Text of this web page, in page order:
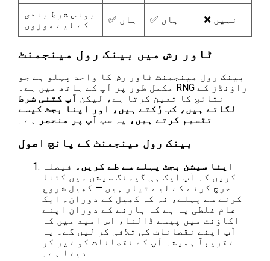
بونس شرط بندی
کے لیے موزوں
✅ ہاں ✅ ہاں ❌ نہیں
ٹاور رش میں بینک رول مینجمنٹ
بینک رول مینجمنٹ ٹاور رش کا واحد پہلو ہے جو
مکمل طور پر آپ کے ہاتھ میں ہے۔ RNG راؤنڈز کے
نتائج کا تعین کرتا ہے، لیکن آپ کتنی شرط
لگاتے ہیں، کب رُکتے ہیں، اور اپنا بجٹ کیسے
تقسیم کرتے ہیں، یہ سب آپ پر منحصر
ہے۔
بینک رول مینجمنٹ کے پانچ اصول
اپنا سیشن بجٹ پہلے سے طے کریں۔ فیصلہ
کریں کہ آپ ایک ہی گیمنگ سیشن میں کتنا
خرچ کرنے کے لیے تیار ہیں — کھیل شروع
کرنے سے پہلے، نہ کہ کھیل کے دوران۔ ایک
عام غلطی یہ ہے کہ ہارنے کے دوران اپنے
اکاؤنٹ میں پیسے ڈالنا، اس امید میں کہ
آپ اپنے نقصانات کی تلافی کر لیں گے۔ یہ
تقریباً ہمیشہ آپ کے نقصانات کو تیز کر
دیتا ہے۔